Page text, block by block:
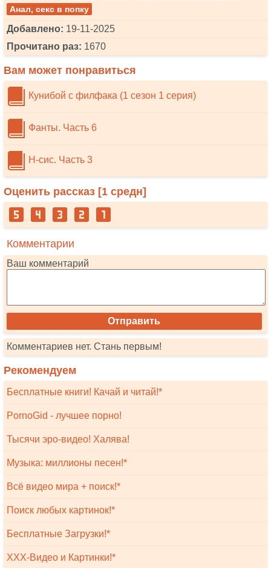
Анал, секс в попку
Добавлено: 19-11-2025
Прочитано раз: 1670
Вам может понравиться
Кунибой с филфака (1 сезон 1 серия)
Фанты. Часть 6
Н-сис. Часть 3
Оценить рассказ [1 средн]
Комментарии
Ваш комментарий
Комментариев нет. Стань первым!
Рекомендуем
Бесплатные книги! Качай и читай!*
PornoGid - лучшее порно!
Тысячи эро-видео! Халява!
Музыка: миллионы песен!*
Всё видео мира + поиск!*
Поиск любых картинок!*
Бесплатные Загрузки!*
XXX-Видео и Картинки!*